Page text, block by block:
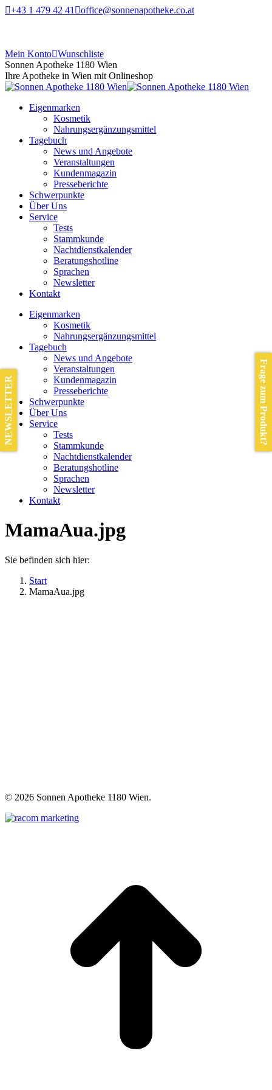
+43 1 479 42 41 office@sonnenapotheke.co.at
Mein Konto Wunschliste
Sonnen Apotheke 1180 Wien
Ihre Apotheke in Wien mit Onlineshop
Eigenmarken
Kosmetik
Nahrungsergänzungsmittel
Tagebuch
News und Angebote
Veranstaltungen
Kundenmagazin
Presseberichte
Schwerpunkte
Über Uns
Service
Tests
Stammkunde
Nachtdienstkalender
Beratungshotline
Sprachen
Newsletter
Kontakt
Eigenmarken
Kosmetik
Nahrungsergänzungsmittel
Tagebuch
News und Angebote
Veranstaltungen
Kundenmagazin
Presseberichte
Schwerpunkte
Über Uns
Service
Tests
Stammkunde
Nachtdienstkalender
Beratungshotline
Sprachen
Newsletter
Kontakt
MamaAua.jpg
Sie befinden sich hier:
Start
MamaAua.jpg
© 2026 Sonnen Apotheke 1180 Wien.
Frage zum Produkt?
NEWSLETTER